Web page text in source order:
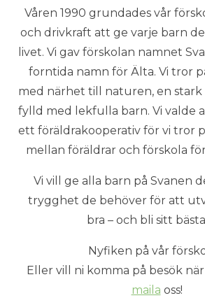
Våren 1990 grundades vår
och drivkraft att ge varje barn
livet. Vi gav förskolan namnet
forntida namn för Älta. Vi tror
med närhet till naturen, en stark
fylld med lekfulla barn. Vi valde
ett föräldrakooperativ för vi tror
mellan föräldrar och förskola
Vi vill ge alla barn på Svanen
trygghet de behöver för att
bra – och bli sitt
Nyfiken på vår
Eller vill ni komma på besök
maila oss!